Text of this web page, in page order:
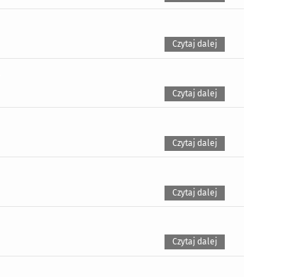
Czytaj dalej
Czytaj dalej
Czytaj dalej
Czytaj dalej
Czytaj dalej